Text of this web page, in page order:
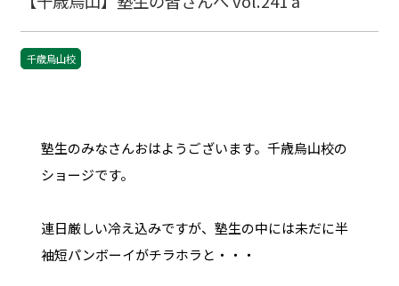
千歳烏山校
塾生のみなさんおはようございます。千歳烏山校の
ショージです。
連日厳しい冷え込みですが、塾生の中には未だに半
袖短パンボーイがチラホラと・・・